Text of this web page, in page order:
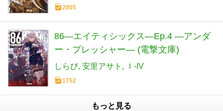
2005
86―エイティシックス―Ep.4 ―アンダ
ー・プレッシャー― (電撃文庫)
しらび 安里アサト Ｉ-IV
1752
もっと見る